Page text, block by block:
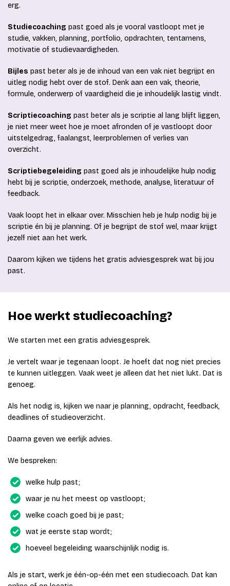
erg.
Studiecoaching past goed als je vooral vastloopt met je
studie, vakken, planning, portfolio, opdrachten, tentamens,
motivatie of studievaardigheden.
Bijles past beter als je de inhoud van een vak niet begrijpt en
uitleg nodig hebt over de stof. Denk aan een vak, theorie,
formule, onderwerp of vaardigheid die je inhoudelijk lastig vindt.
Scriptiecoaching past beter als je scriptie al lang blijft liggen,
je niet meer weet hoe je moet afronden of je vastloopt door
uitstelgedrag, faalangst, leerproblemen of verlies van
overzicht.
Scriptiebegeleiding past goed als je inhoudelijke hulp nodig
hebt bij je scriptie, onderzoek, methode, analyse, literatuur of
feedback.
Vaak loopt het in elkaar over. Misschien heb je hulp nodig bij je
scriptie én bij je planning. Of je begrijpt de stof wel, maar krijgt
jezelf niet aan het werk.
Daarom kijken we tijdens het gratis adviesgesprek wat bij jou
past.
Hoe werkt studiecoaching?
We starten met een gratis adviesgesprek.
Je vertelt waar je tegenaan loopt. Je hoeft dat nog niet precies
te kunnen uitleggen. Vaak weet je alleen dat het niet lukt. Dat is
genoeg.
Als het nodig is, kijken we naar je planning, opdracht, feedback,
deadlines of studieoverzicht.
Daarna geven we eerlijk advies.
We bespreken:
welke hulp past;
waar je nu het meest op vastloopt;
welke coach goed bij je past;
wat je eerste stap wordt;
hoeveel begeleiding waarschijnlijk nodig is.
Als je start, werk je één-op-één met een studiecoach. Dat kan